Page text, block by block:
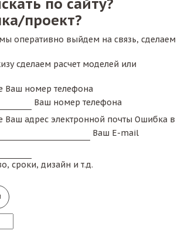
по сайту?
проект?
оперативно выйдем на связь, сделаем
сделаем расчет моделей или
Ваш номер телефона
Ваш номер телефона
Ваш адрес электронной почты Ошибка в
Ваш E-mail
сроки, дизайн и т.д.